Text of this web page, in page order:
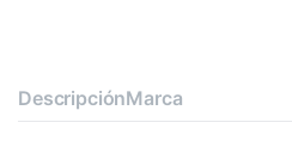
DescripciónMarca